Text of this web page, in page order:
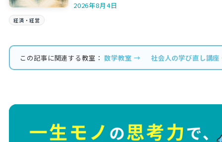
2026年8月4日
経済・経営
この記事に関連する教室：数学教室 → 社会人の学び直し講